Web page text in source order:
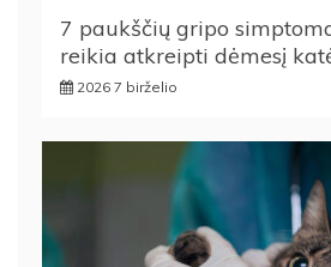
7 paukščių gripo
reikia atkreipti dėmesį
2026 7 birželio